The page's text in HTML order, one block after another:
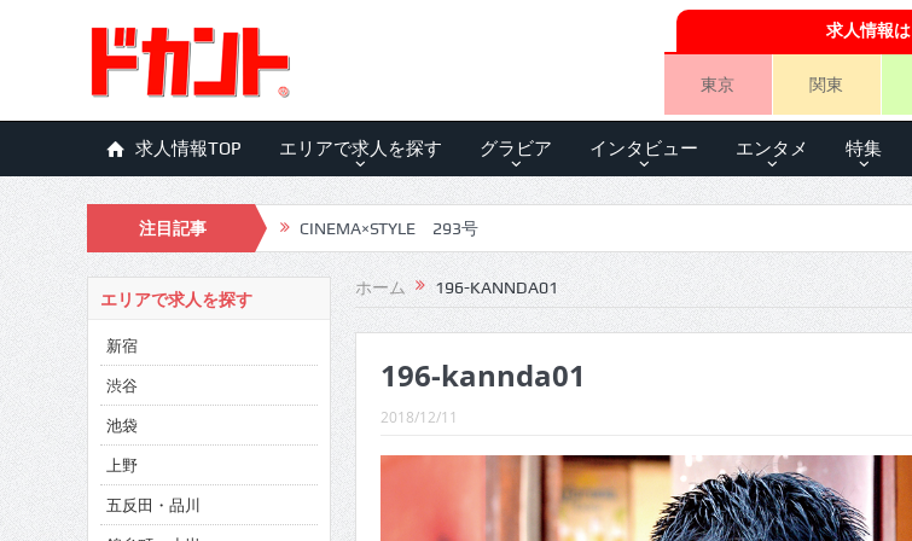
求人情報
東京 関東
求人情報TOP エリアで求人を探す グラビア インタビュー エンタメ 特集
注目記事 CINEMA×STYLE 293号
CINEMA×STYLE 292号
CINEMA×STYLE 291号
CINEMA×STYLE 290号
CINEMA×STYLE 289号
CINEMA×STYLE 288号
ホーム 196-KANNDA01
196-kannda01
2018/12/11
エリアで求人を探す
新宿
渋谷
池袋
上野
五反田・品川